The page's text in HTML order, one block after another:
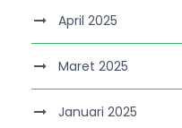
April 2025
Maret 2025
Januari 2025